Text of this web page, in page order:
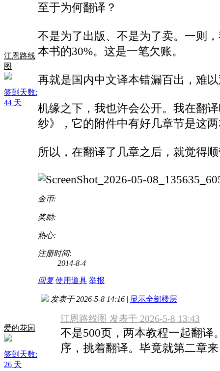
江恩路线
图
签到天数:
44 天
至于为何翻译？
不是为了出版、不是为了卖。一则
本书的30%。这是一笔欠账。
再就是国内中文译本错漏百出，难
机缘之下，我也许会公开。我在翻
纱》，它的附件中有好几章节是这
所以，在翻译了几章之后，就觉得
金币:
奖励:
热心:
注册时间:
2014-8-4
回复 使用道具 举报
爱的花园
签到天数:
26 天
发表于 2026-5-8 14:16 | 显示全部楼层
江恩路线图 发表于 2026-5-8 13:43
不是500页，两本教程一起翻译
序，挑着翻译。毕竟就第二章